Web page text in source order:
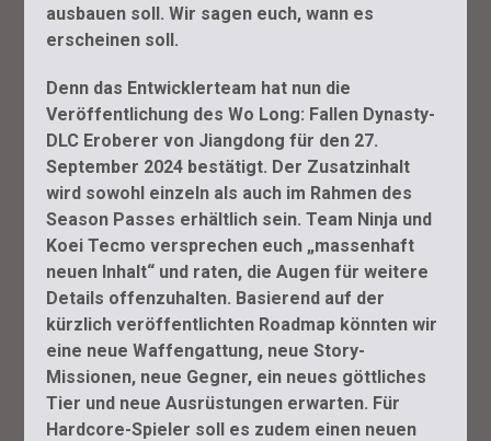
ausbauen soll. Wir sagen euch, wann es
erscheinen soll.
Denn das Entwicklerteam hat nun die
Veröffentlichung des Wo Long: Fallen Dynasty-
DLC Eroberer von Jiangdong für den 27.
September 2024 bestätigt. Der Zusatzinhalt
wird sowohl einzeln als auch im Rahmen des
Season Passes erhältlich sein. Team Ninja und
Koei Tecmo versprechen euch „massenhaft
neuen Inhalt“ und raten, die Augen für weitere
Details offenzuhalten. Basierend auf der
kürzlich veröffentlichten Roadmap könnten wir
eine neue Waffengattung, neue Story-
Missionen, neue Gegner, ein neues göttliches
Tier und neue Ausrüstungen erwarten. Für
Hardcore-Spieler soll es zudem einen neuen